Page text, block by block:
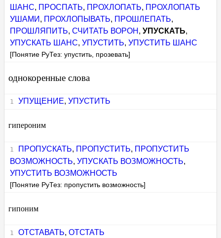
ШАНС, ПРОСПАТЬ, ПРОХЛОПАТЬ, ПРОХЛОПАТЬ
УШАМИ , ПРОХЛОПЫВАТЬ, ПРОШЛЕПАТЬ,
ПРОШЛЯПИТЬ,СЧИТАТЬ ВОРОН ,УПУСКАТЬ,
УПУСКАТЬ ШАНС,УПУСТИТЬ,УПУСТИТЬ ШАНС
[Понятие РуТез: упустить, прозевать]
однокоренные слова
УПУЩЕНИЕ, УПУСТИТЬ
гипероним
ПРОПУСКАТЬ, ПРОПУСТИТЬ, ПРОПУСТИТЬ
ВОЗМОЖНОСТЬ,УПУСКАТЬ ВОЗМОЖНОСТЬ,
УПУСТИТЬ ВОЗМОЖНОСТЬ
[Понятие РуТез: пропустить возможность]
гипоним
ОТСТАВАТЬ, ОТСТАТЬ